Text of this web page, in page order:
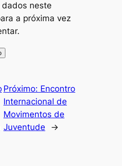
dados neste
a próxima vez
Próximo: Encontro
Internacional de
Movimentos de
Juventude
→